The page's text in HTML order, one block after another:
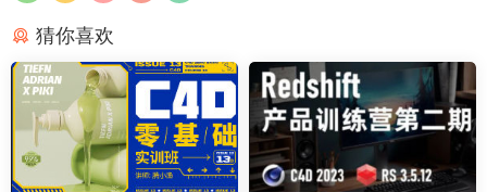
猜你喜欢